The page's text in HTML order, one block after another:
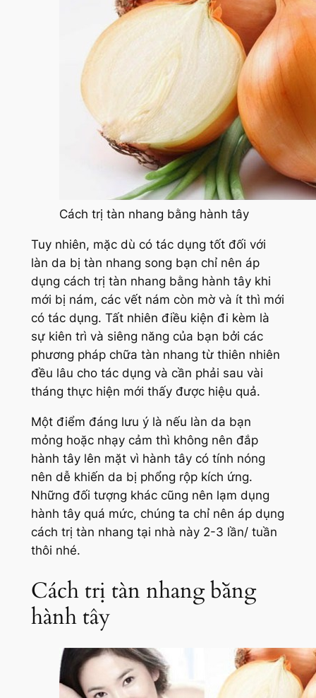
Cách trị tàn nhang bằng hành tây
Tuy nhiên, mặc dù có tác dụng tốt đối với
làn da bị tàn nhang song bạn chỉ nên áp
dụng cách trị tàn nhang bằng hành tây khi
mới bị nám, các vết nám còn mờ và ít thì mới
có tác dụng. Tất nhiên điều kiện đi kèm là
sự kiên trì và siêng năng của bạn bởi các
phương pháp chữa tàn nhang từ thiên nhiên
đều lâu cho tác dụng và cần phải sau vài
tháng thực hiện mới thấy được hiệu quả.
Một điểm đáng lưu ý là nếu làn da bạn
mỏng hoặc nhạy cảm thì không nên đắp
hành tây lên mặt vì hành tây có tính nóng
nên dễ khiến da bị phổng rộp kích ứng.
Những đối tượng khác cũng nên lạm dụng
hành tây quá mức, chúng ta chỉ nên áp dụng
cách trị tàn nhang tại nhà này 2-3 lần/ tuần
thôi nhé.
Cách trị tàn nhang bằng
hành tây